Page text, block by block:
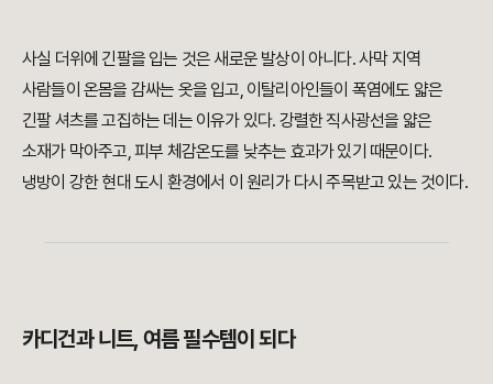
사실 더위에 긴팔을 입는 것은 새로운 발상이 아니다. 사막 지역
사람들이 온몸을 감싸는 옷을 입고, 이탈리아인들이 폭염에도 얇은
긴팔 셔츠를 고집하는 데는 이유가 있다. 강렬한 직사광선을 얇은
소재가 막아주고, 피부 체감온도를 낮추는 효과가 있기 때문이다.
냉방이 강한 현대 도시 환경에서 이 원리가 다시 주목받고 있는 것이다.
카디건과 니트, 여름 필수템이 되다